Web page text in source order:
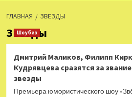
ГЛАВНАЯ ЗВЕЗДЫ
Звезды
Шоубиз
Дмитрий Маликов, Филипп
Кудрявцева сразятся за
звезды
Премьера юмористического шоу